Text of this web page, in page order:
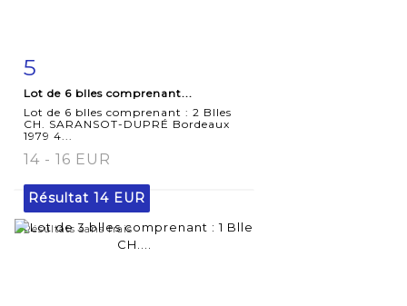
5
Lot de 6 blles comprenant...
Lot de 6 blles comprenant : 2 Blles
CH. SARANSOT-DUPRÉ Bordeaux
1979 4...
14 - 16 EUR
Résultat 14 EUR
Résultats sans frais